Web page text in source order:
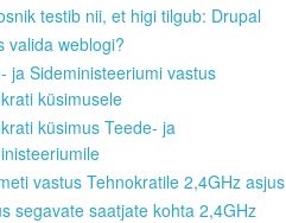
testib nii, et higi tilgub: Drupal
valida weblogi?
ja Sideministeeriumi vastus
küsimusele
küsimus Teede- ja
vastus Tehnokratile 2,4GHz asjus
segavate saatjate kohta 2,4GHz